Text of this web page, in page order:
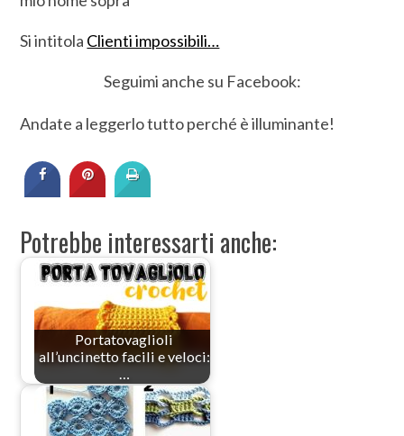
Si intitola Clienti impossibili…
Seguimi anche su Facebook:
Andate a leggerlo tutto perché è illuminante!
Potrebbe interessarti anche:
Portatovaglioli
all’uncinetto facili e veloci:
…